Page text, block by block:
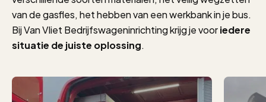
van de gasfles, het hebben van een werkbank in je bus.
Bij Van Vliet Bedrijfswageninrichting krijg je vooriedere
situatie de juiste oplossing.